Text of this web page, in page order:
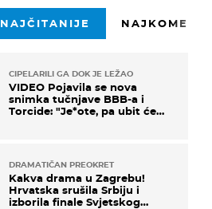
NAJČITANIJE
CIPELARILI GA DOK JE LEŽAO
VIDEO Pojavila se nova
snimka tučnjave BBB-a i
Torcide: "Je*ote, pa ubit će
DRAMATIČAN PREOKRET
Kakva drama u Zagrebu!
Hrvatska srušila Srbiju i
izborila finale Svjetskog